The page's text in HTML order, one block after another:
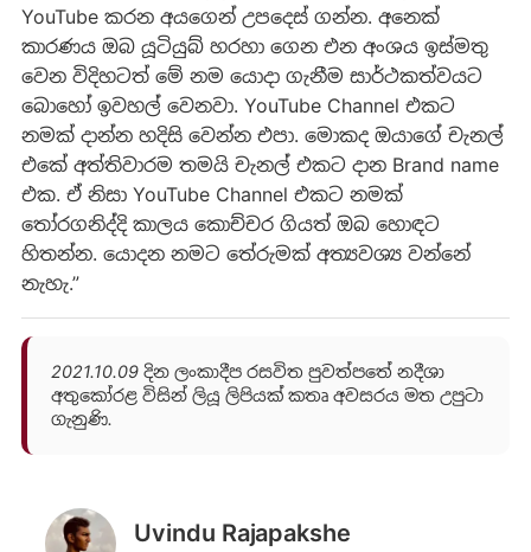
YouTube කරන අයගෙන් උපදෙස් ගන්න. අනෙක්
කාරණය ඔබ යූටියුබ් හරහා ගෙන එන අංශය ඉස්මතු
වෙන විදිහටත් මේ නම යොදා ගැනීම සාර්ථකත්වයට
බොහෝ ඉවහල් වෙනවා. YouTube Channel එකට
නමක් දාන්න හදිසි වෙන්න එපා. මොකද ඔයාගේ චැනල්
එකේ අත්තිවාරම තමයි චැනල් එකට දාන Brand name
එක. ඒ නිසා YouTube Channel එකට නමක්
තෝරගනිද්දි කාලය කොච්චර ගියත් ඔබ හොඳට
හිතන්න. යොදන නමට තේරුමක් අත්‍යවශ්‍ය ​වන්නේ
නැහැ.”
2021.10.09 දින ලංකාදීප රසවිත පුවත්පතේ නදීශා
අතුකෝරළ විසින් ලියූ ලිපියක් කතෘ අවසරය මත උපුටා
ගැනුණි.
Uvindu Rajapakshe